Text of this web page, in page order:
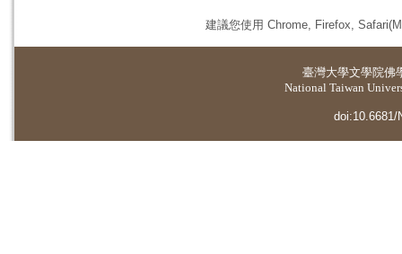
建議您使用 Chrome, Firefox,
臺灣大學文學院佛
National Taiwan
doi:10.6681/